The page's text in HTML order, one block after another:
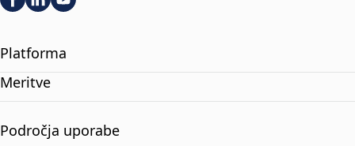
Platforma
Meritve
Področja uporabe